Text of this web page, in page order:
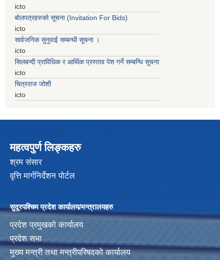
icto
बोलपत्रहरुको सूचना (Invitation For Bids)
icto
सार्वजनिक सुनुवाई सम्बन्धी सूचना ।
icto
सिलबन्दी प्राविधिक र आर्थिक प्रस्ताव पेश गर्ने सम्बन्धि सूचना
icto
चित्रराज जोशी
icto
महत्वपुर्ण लिङ्कहरु
श्रम संसार
वृत्ति मार्गनिर्देशन पोर्टल
सुदूरपश्चिम प्रदेश कार्यालय/मन्त्रालयहरु
प्रदेश प्रमुखको कार्यालय
प्रदेश सभा
मुख्य मन्त्री तथा मन्त्रीपरिषदको कार्यालय